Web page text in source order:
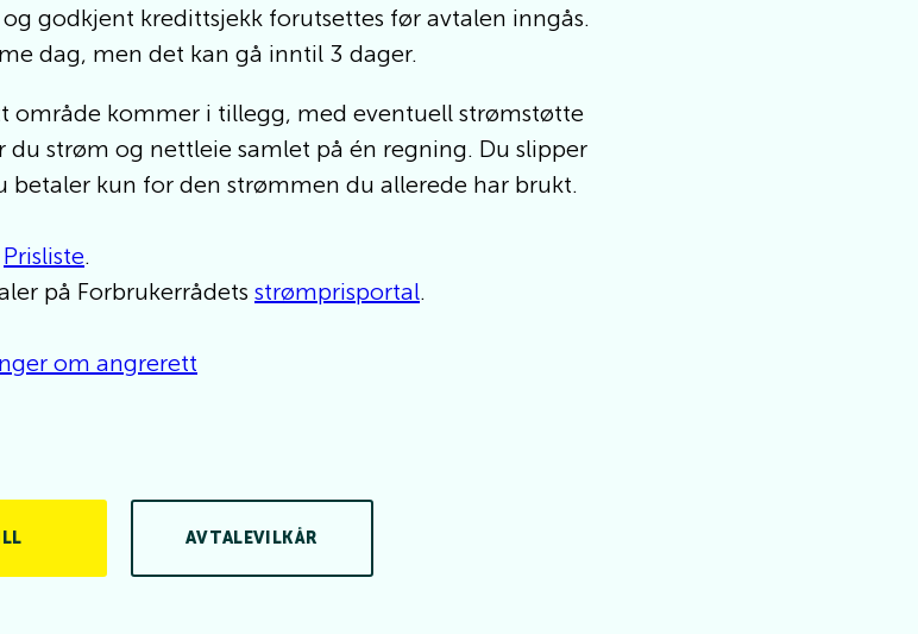
godkjent kredittsjekk forutsettes før avtalen inngås.
dag, men det kan gå inntil 3 dager.
område kommer i tillegg, med eventuell strømstøtte
strøm og nettleie samlet på én regning. Du slipper
betaler kun for den strømmen du allerede har brukt.
Prisliste.
på Forbrukerrådets strømprisportal.
om angrerett
AVTALEVILKÅR